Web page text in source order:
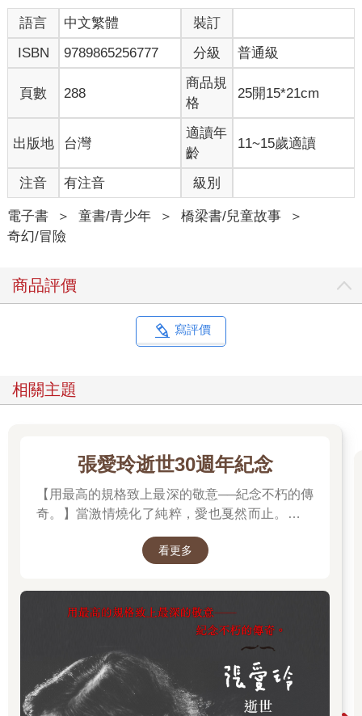
語言 中文繁體
裝訂
ISBN
9789865256777 分級 普通級
頁數 288
商品規
格
25開15*21cm
出版地 台灣
適讀年
齡
11~15歲適讀
注音 有注音 級別
電子書 ＞ 童書/青少年 ＞ 橋梁書/兒童故事
＞
奇幻/冒險
商品評價
寫評價
相關主題
張愛玲逝世30週年紀念
【用最高的規格致上最深的敬意──紀念不朽的傳
奇。】當激情燒化了純粹，愛也戛然而止。透視
看更多